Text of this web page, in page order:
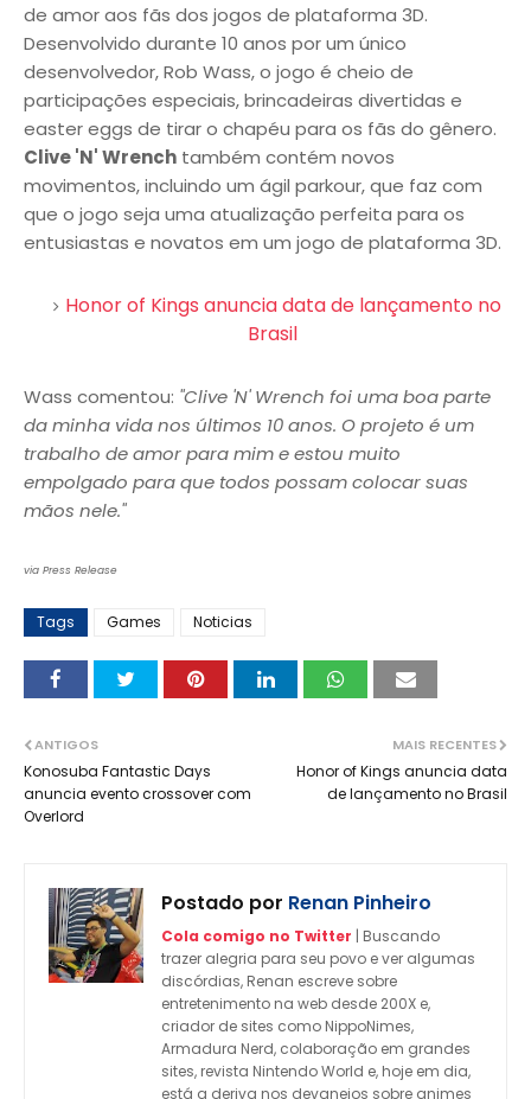
de amor aos fãs dos jogos de plataforma 3D.
Desenvolvido durante 10 anos por um único
desenvolvedor, Rob Wass, o jogo é cheio de
participações especiais, brincadeiras divertidas e
easter eggs de tirar o chapéu para os fãs do gênero.
Clive 'N' Wrench também contém novos
movimentos, incluindo um ágil parkour, que faz com
que o jogo seja uma atualização perfeita para os
entusiastas e novatos em um jogo de plataforma 3D.
Honor of Kings anuncia data de lançamento no
Brasil
Wass comentou: "Clive 'N' Wrench foi uma boa parte
da minha vida nos últimos 10 anos. O projeto é um
trabalho de amor para mim e estou muito
empolgado para que todos possam colocar suas
mãos nele."
via Press Release
Tags Games Noticias
MAIS RECENTES
Honor of Kings anuncia data
de lançamento no Brasil
ANTIGOS
Konosuba Fantastic Days
anuncia evento crossover com
Overlord
Postado por Renan Pinheiro
Cola comigo no Twitter | Buscando
trazer alegria para seu povo e ver algumas
discórdias, Renan escreve sobre
entretenimento na web desde 200X e,
criador de sites como NippoNimes,
Armadura Nerd, colaboração em grandes
sites, revista Nintendo World e, hoje em dia,
está a deriva nos devaneios sobre animes